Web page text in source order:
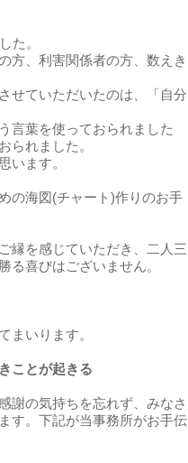
た。
方、利害関係者の方、数えき
せていただいたのは、「自分
言葉を使っておられました
られました。
います。
の海図(チャート)作りのお手
縁を感じていただき、二人三
る喜びはございません。
いります。
ことが起きる
謝の気持ちを忘れず、みなさ
す。下記が当事務所がお手伝